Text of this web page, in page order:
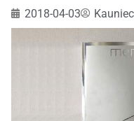
2018-04-03